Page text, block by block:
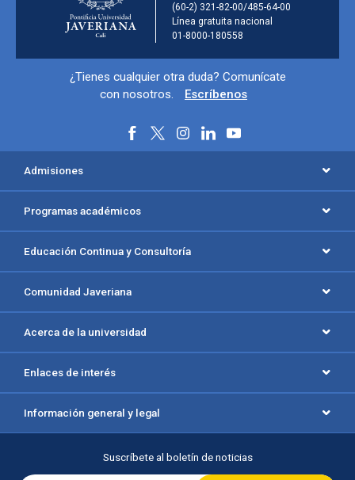
(60-2) 321-82-00/485-64-00
Línea gratuita nacional
01-8000-180558
Información y redes sociales
¿Tienes cualquier otra duda? Comunícate
con nosotros.
Escríbenos
Menú principal del footer
Admisiones
Programas académicos
Educación Continua y Consultoría
Comunidad Javeriana
Acerca de la universidad
Enlaces de interés
Información general y legal
Suscríbete al boletín de noticias